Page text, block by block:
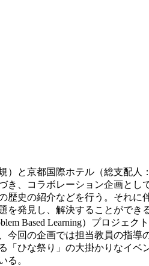
）と京都国際ホテル（総支配人
き、コラボレーション企画と
歴史の紹介などを行う。それに
発見し、解決することができ
Based Learning）プロジェク
回の企画では担当教員の指導
「ひな祭り」の大掛かりなイ
る。